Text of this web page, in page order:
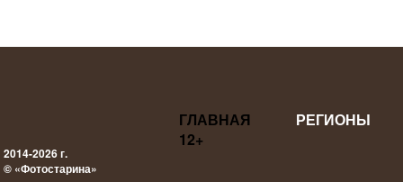
2014-2026 г.
© «Фотостарина»
ГЛАВНАЯ
РЕГИОНЫ
12+